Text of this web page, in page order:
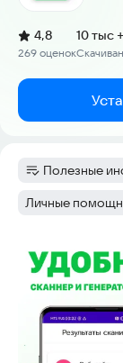
Рейтинг:
4,8
(
269 оценок
) 10 тыс +
Категория:
Полезные
Тег:
Личные